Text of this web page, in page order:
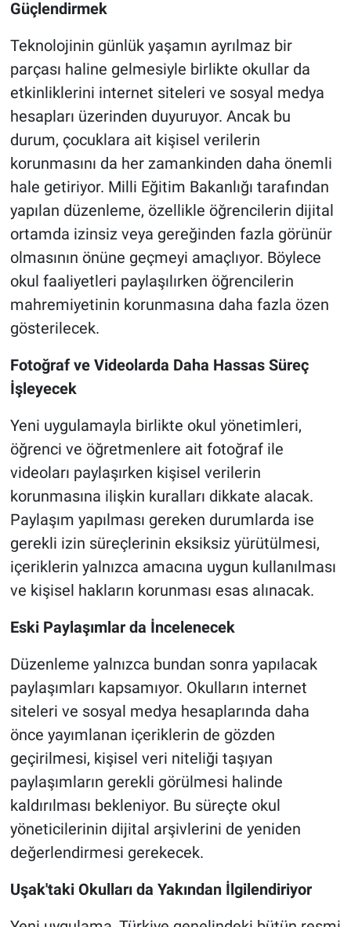
Güçlendirmek
Teknolojinin günlük yaşamın ayrılmaz bir
parçası haline gelmesiyle birlikte okullar da
etkinliklerini internet siteleri ve sosyal medya
hesapları üzerinden duyuruyor. Ancak bu
durum, çocuklara ait kişisel verilerin
korunmasını da her zamankinden daha önemli
hale getiriyor. Milli Eğitim Bakanlığı tarafından
yapılan düzenleme, özellikle öğrencilerin dijital
ortamda izinsiz veya gereğinden fazla görünür
olmasının önüne geçmeyi amaçlıyor. Böylece
okul faaliyetleri paylaşılırken öğrencilerin
mahremiyetinin korunmasına daha fazla özen
gösterilecek.
Fotoğraf ve Videolarda Daha Hassas Süreç
İşleyecek
Yeni uygulamayla birlikte okul yönetimleri,
öğrenci ve öğretmenlere ait fotoğraf ile
videoları paylaşırken kişisel verilerin
korunmasına ilişkin kuralları dikkate alacak.
Paylaşım yapılması gereken durumlarda ise
gerekli izin süreçlerinin eksiksiz yürütülmesi,
içeriklerin yalnızca amacına uygun kullanılması
ve kişisel hakların korunması esas alınacak.
Eski Paylaşımlar da İncelenecek
Düzenleme yalnızca bundan sonra yapılacak
paylaşımları kapsamıyor. Okulların internet
siteleri ve sosyal medya hesaplarında daha
önce yayımlanan içeriklerin de gözden
geçirilmesi, kişisel veri niteliği taşıyan
paylaşımların gerekli görülmesi halinde
kaldırılması bekleniyor. Bu süreçte okul
yöneticilerinin dijital arşivlerini de yeniden
değerlendirmesi gerekecek.
Uşak'taki Okulları da Yakından İlgilendiriyor